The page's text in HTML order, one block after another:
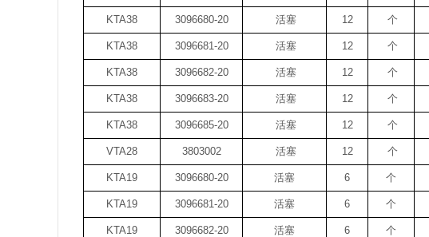
KTA38 3096680-20 活塞 12 个
KTA38 3096681-20 活塞 12 个
KTA38 3096682-20 活塞 12 个
KTA38 3096683-20 活塞 12 个
KTA38 3096685-20 活塞 12 个
VTA28 3803002 活塞 12 个
KTA19 3096680-20 活塞 6 个
KTA19 3096681-20 活塞 6 个
KTA19 3096682-20 活塞 6 个